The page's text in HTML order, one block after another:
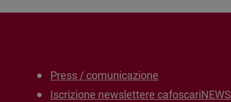
Press / comunicazione
Iscrizione newslettere cafoscariNEWS